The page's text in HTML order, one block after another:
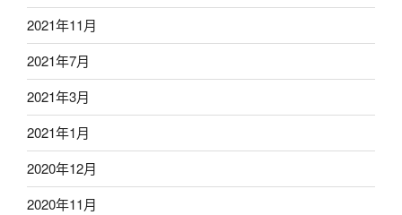
2021年11月
2021年7月
2021年3月
2021年1月
2020年12月
2020年11月